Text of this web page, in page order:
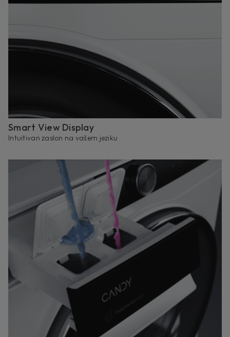
Smart View Display
Intuitivan zaslon na vašem jeziku